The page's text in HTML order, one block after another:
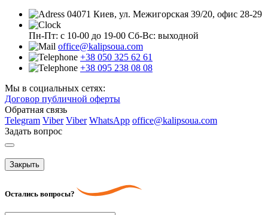
04071 Киев, ул. Межигорская 39/20, офис 28-29
Пн-Пт: с 10-00 до 19-00 Сб-Вс: выходной
office@kalipsoua.com
+38 050 325 62 61
+38 095 238 08 08
Мы в социальных сетях:
Договор публичной оферты
Обратная связь
Telegram Viber Viber WhatsApp office@kalipsoua.com
Задать вопрос
Закрыть
Остались вопросы?